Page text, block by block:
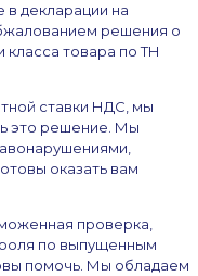
в декларации на
решения о
класса товара по ТН
ставки НДС, мы
это решение. Мы
оказать вам
проверка,
по выпущенным
помочь. Мы обладаем